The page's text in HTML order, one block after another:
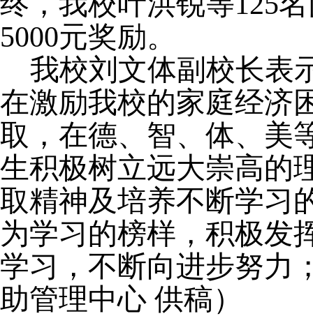
5000元奖励。
我校刘文体副校长表
在激励我校的家庭经济
取，在德、智、体、美
生积极树立远大崇高的
取精神及培养不断学习
为学习的榜样，积极发
学习，不断向进步努力
助管理中心 供稿）